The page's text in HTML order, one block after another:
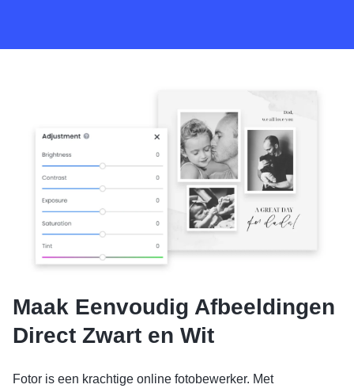
Maak Eenvoudig Afbeeldingen
Direct Zwart en Wit
Fotor is een krachtige online fotobewerker. Met